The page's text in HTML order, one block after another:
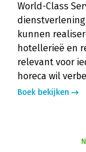
World-Class
kunnen
hotellerieë en
relevant voor
horeca wil
Boek bekijken